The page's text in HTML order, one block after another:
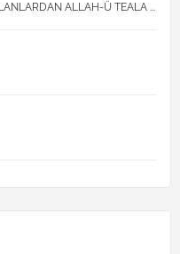
ALLAH-Ü TEALA ...